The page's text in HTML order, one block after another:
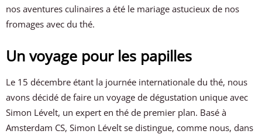
nos aventures culinaires a été le mariage astucieux de nos
fromages avec du thé.
Un voyage pour les papilles
Le 15 décembre étant la journée internationale du thé, nous
avons décidé de faire un voyage de dégustation unique avec
Simon Lévelt, un expert en thé de premier plan. Basé à
Amsterdam CS, Simon Lévelt se distingue, comme nous, dans